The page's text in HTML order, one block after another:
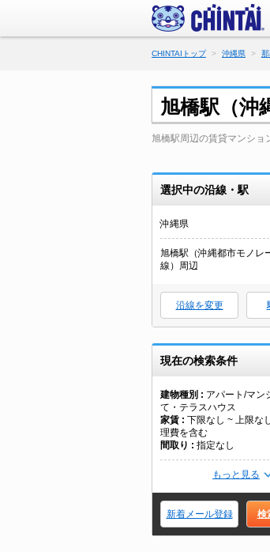
CHINTAIトップ 沖縄県
旭橋駅（沖
旭橋駅周辺の賃貸マンショ
選択中の沿線・駅
沖縄県
旭橋駅（沖縄都市モノレ
線）周辺
沿線を変更
現在の検索条件
建物種別
アパート/マン
て・テラスハウス
家賃
下限なし ~ 上限な
理費を含む
間取り
指定なし
もっと見る
新着メール登録 検